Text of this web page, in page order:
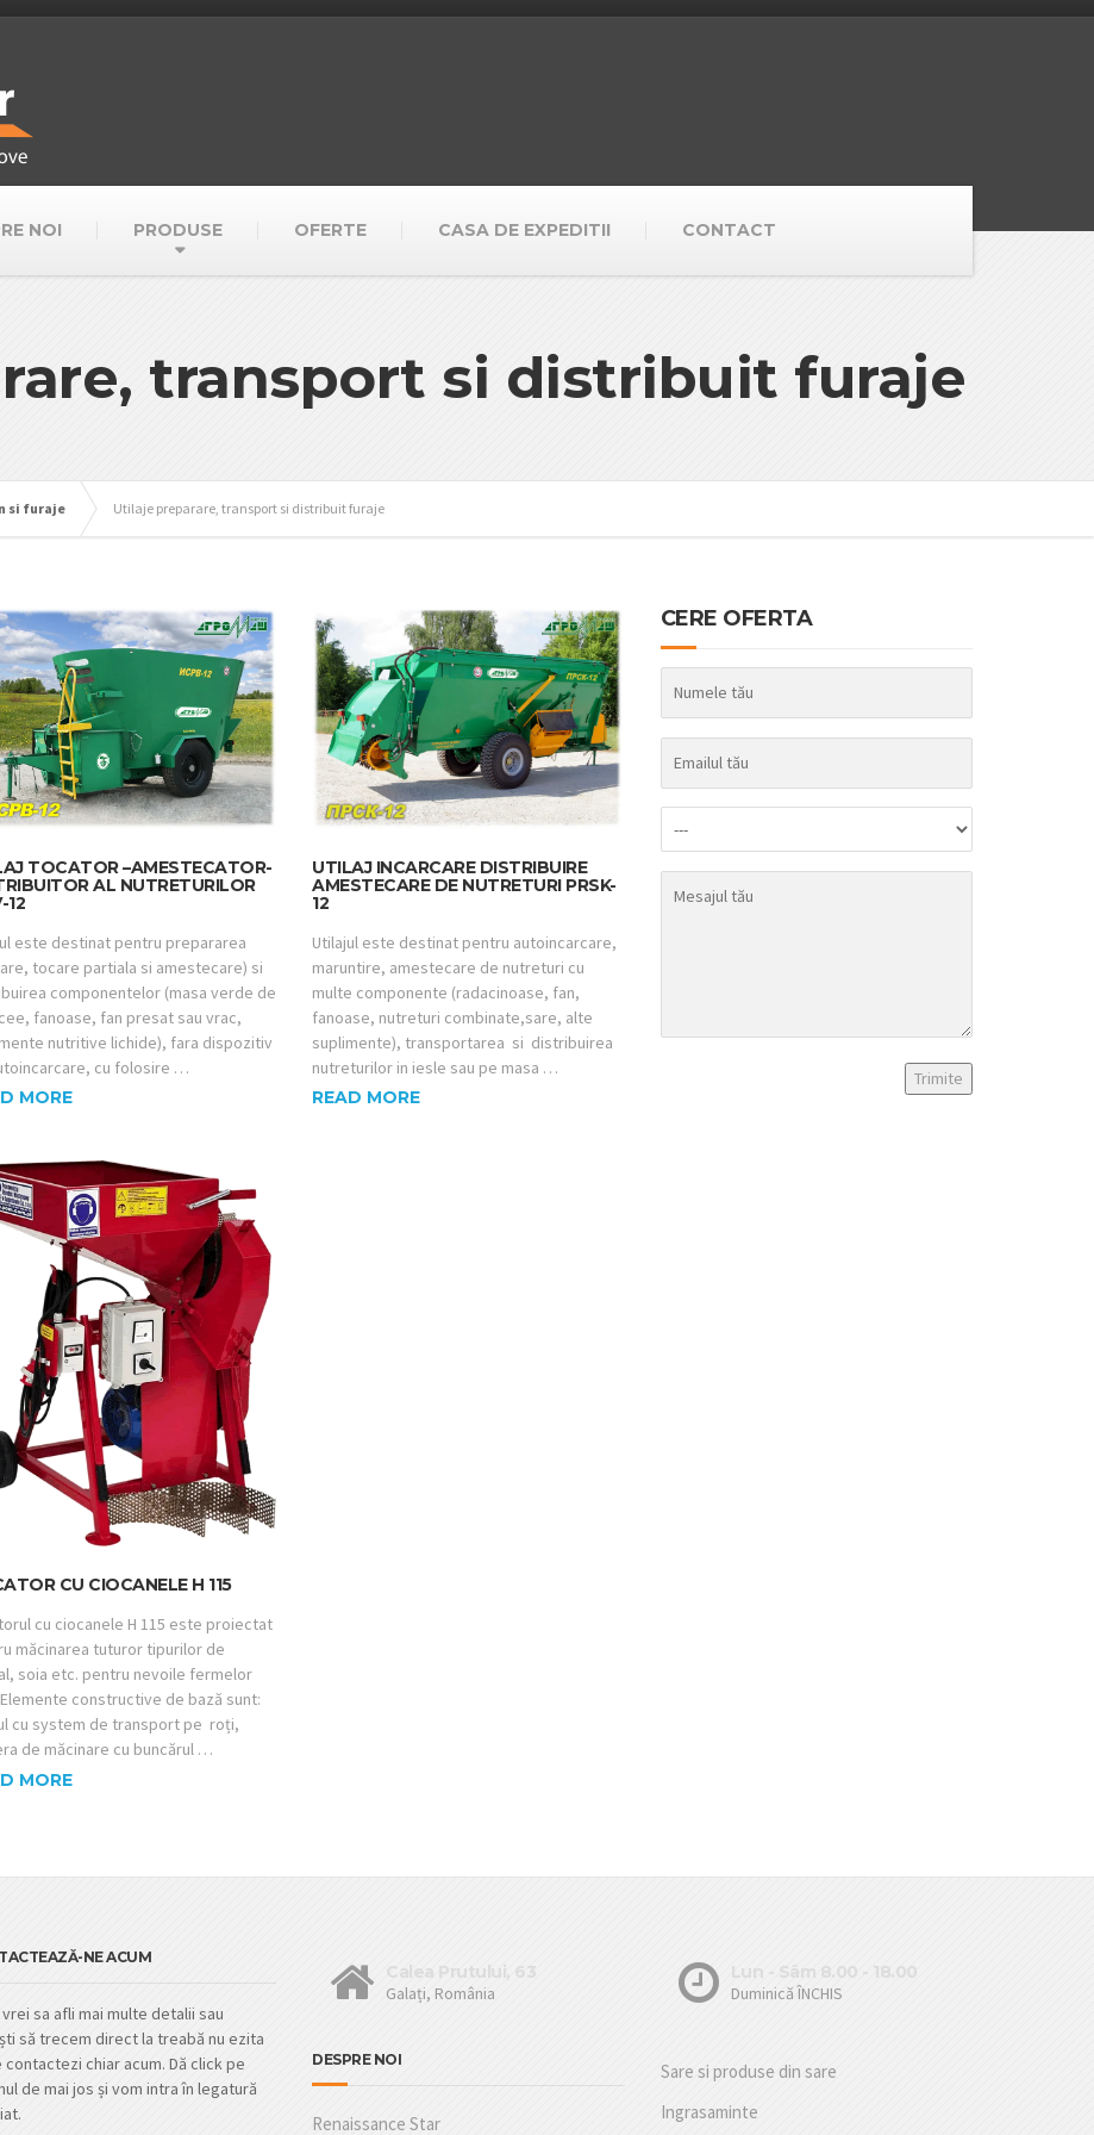
NOI PRODUSE OFERTE CASA DE EXPEDITII CONTACT
transport si distribuit furaje
si furaje Utilaje preparare, transport si distribuit furaje
TOCATOR –AMESTECATOR-
AL NUTRETURILOR
12
este destinat pentru prepararea
tocare partiala si amestecare) si
componentelor (masa verde de
fanoase, fan presat sau vrac,
nutritive lichide), fara dispozitiv
cu folosire …
MORE
UTILAJ INCARCARE DISTRIBUIRE
AMESTECARE DE NUTRETURI PRSK-
12
Utilajul este destinat pentru autoincarcare,
maruntire, amestecare de nutreturi cu
multe componente (radacinoase, fan,
fanoase, nutreturi combinate,sare, alte
suplimente), transportarea si distribuirea
nutreturilor in iesle sau pe masa …
READ MORE
CU CIOCANELE H 115
cu ciocanele H 115 este proiectat
măcinarea tuturor tipurilor de
soia etc. pentru nevoile fermelor
constructive de bază sunt:
cu system de transport pe roți,
de măcinare cu buncărul …
MORE
CERE OFERTA
NE ACUM
vrei sa afli mai multe detalii sau
să trecem direct la treabă nu ezita
contactezi chiar acum. Dă click pe
de mai jos și vom intra în legatură
Galați, România
Duminică ÎNCHIS
DESPRE NOI
Renaissance Star
Sare si produse din sare
Ingrasaminte